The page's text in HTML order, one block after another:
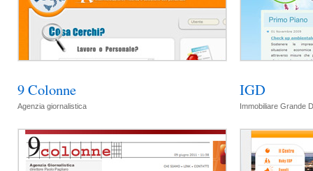
9 Colonne
Agenzia giornalistica
IGD
Immobiliare Grande